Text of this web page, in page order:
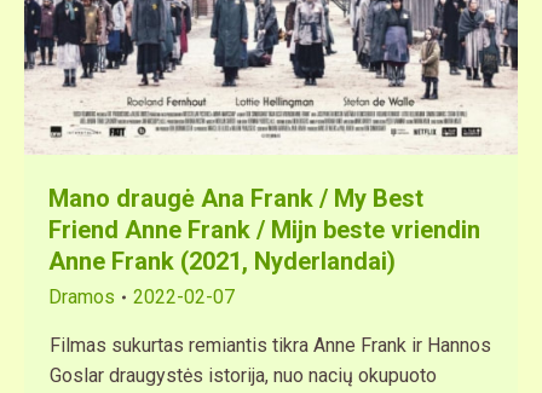
Mano draugė Ana Frank / My Best
Friend Anne Frank / Mijn beste vriendin
Anne Frank (2021, Nyderlandai)
Dramos 2022-02-07
Filmas sukurtas remiantis tikra Anne Frank ir Hannos
Goslar draugystės istorija, nuo nacių okupuoto